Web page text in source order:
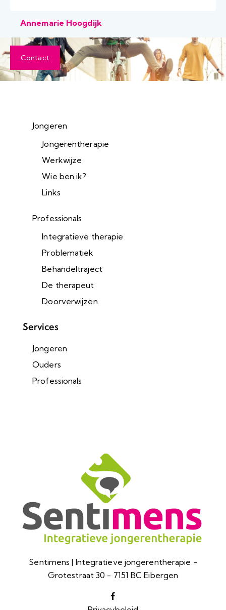
Annemarie Hoogdijk
Contact
Jongeren
Jongerentherapie
Werkwijze
Wie ben ik?
Links
Professionals
Integratieve therapie
Problematiek
Behandeltraject
De therapeut
Doorverwijzen
Services
Jongeren
Ouders
Professionals
Sentimens | Integratieve jongerentherapie -
Grotestraat 30 - 7151 BC Eibergen